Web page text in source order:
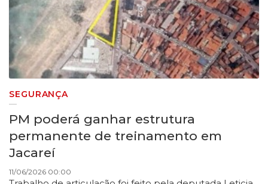
SEGURANÇA
PM poderá ganhar estrutura
permanente de treinamento em
Jacareí
11/06/2026 00:00